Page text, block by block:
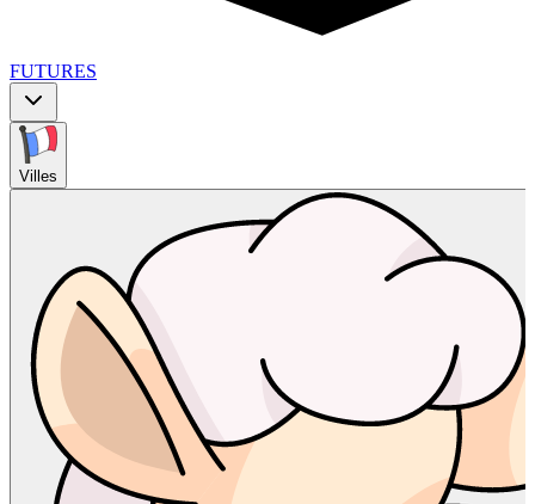
FUTURES
Villes